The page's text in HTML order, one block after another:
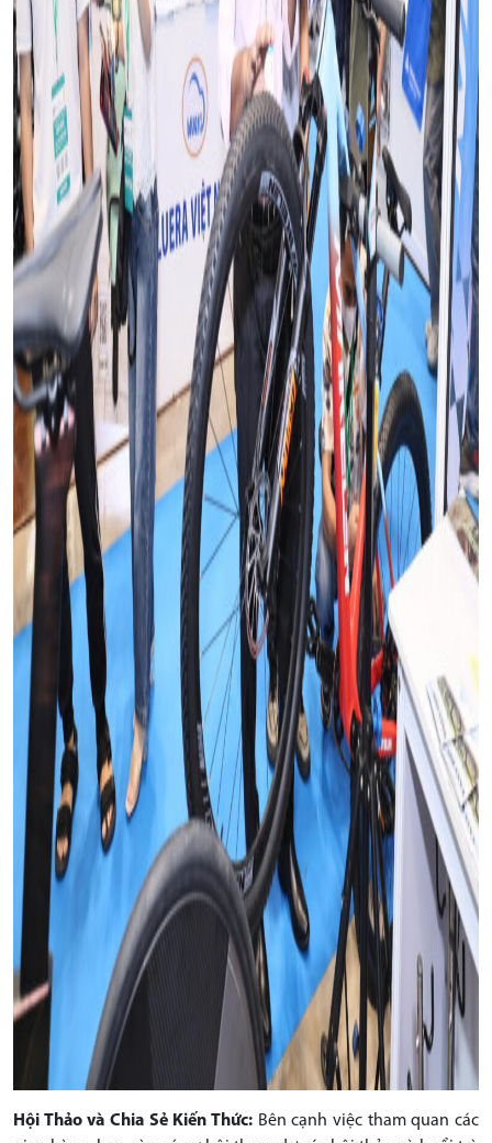
Hội Thảo và Chia Sẻ Kiến Thức: Bên cạnh việc tham quan các